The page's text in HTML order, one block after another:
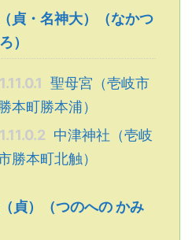
貞・名神大）（なかつ
）
1.11.0.1
聖母宮（壱岐市
本町勝本浦）
1.11.0.2 中津神社（壱岐
勝本町北触）
貞）（つのへの かみ